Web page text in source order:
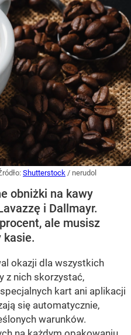
Shutterstock / nerudol
obniżki na kawy
i Dallmayr.
ale musisz
kasie.
okazji dla wszystkich
z nich skorzystać,
kart ani aplikacji
się automatycznie,
warunków.